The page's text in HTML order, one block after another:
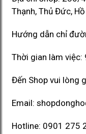
Thạnh, Thủ Đức,
Hướng dẫn chỉ
Thời gian làm việc:
Đến Shop vui lòng
Email:
Hotline: 0901 275